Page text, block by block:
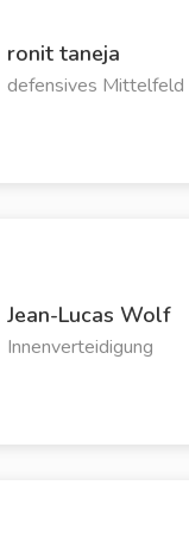
ronit taneja
defensives Mittelfeld
Jean-Lucas Wolf
Innenverteidigung